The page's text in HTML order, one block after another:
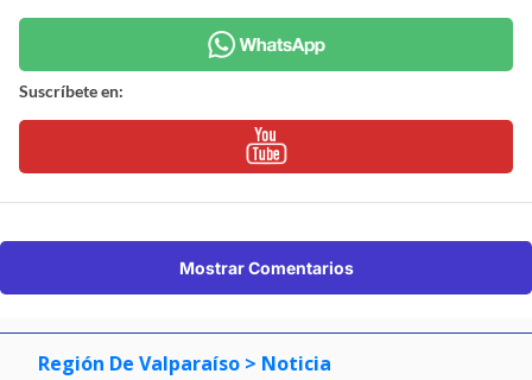
Suscríbete en:
Mostrar Comentarios
Región De Valparaíso > Noticia